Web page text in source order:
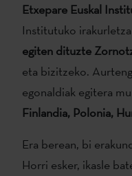
Etxepare Euskal
Institutuko
egiten dituzte
eta bizitzeko.
egonaldiak egitera
Finlandia, Polonia,
Era berean, bi
Horri esker, ikasle